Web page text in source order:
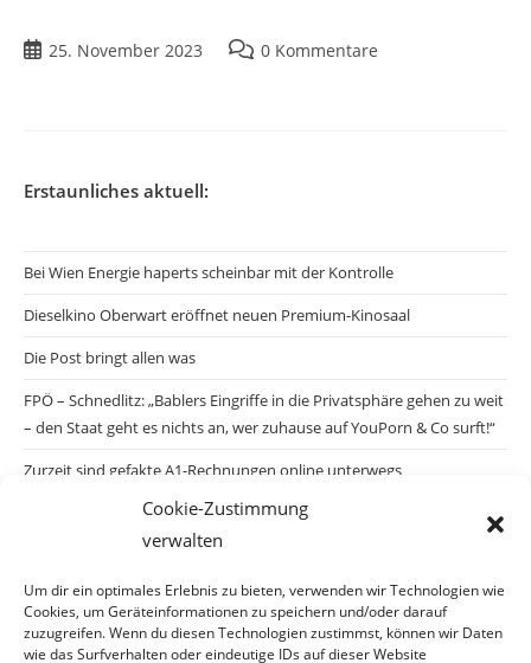
Cookie-Zustimmung
verwalten
Um dir ein optimales Erlebnis zu bieten, verwenden wir Technologien wie
Cookies, um Geräteinformationen zu speichern und/oder darauf
zuzugreifen. Wenn du diesen Technologien zustimmst, können wir Daten
wie das Surfverhalten oder eindeutige IDs auf dieser Website
25. November 2023 0 Kommentare
Erstaunliches aktuell:
Bei Wien Energie haperts scheinbar mit der Kontrolle
Dieselkino Oberwart eröffnet neuen Premium-Kinosaal
Die Post bringt allen was
FPÖ – Schnedlitz: „Bablers Eingriffe in die Privatsphäre gehen zu weit
– den Staat geht es nichts an, wer zuhause auf YouPorn & Co surft!“
Zurzeit sind gefakte A1-Rechnungen online unterwegs
Salzburgs Juden und ihre Sicherheit: „Erst nach einem Anschlag wäre
die Gefahr endlich konkret!“
Biologisches Wunder in Ceuta
Ein vermeintliches Abschiebemärchen